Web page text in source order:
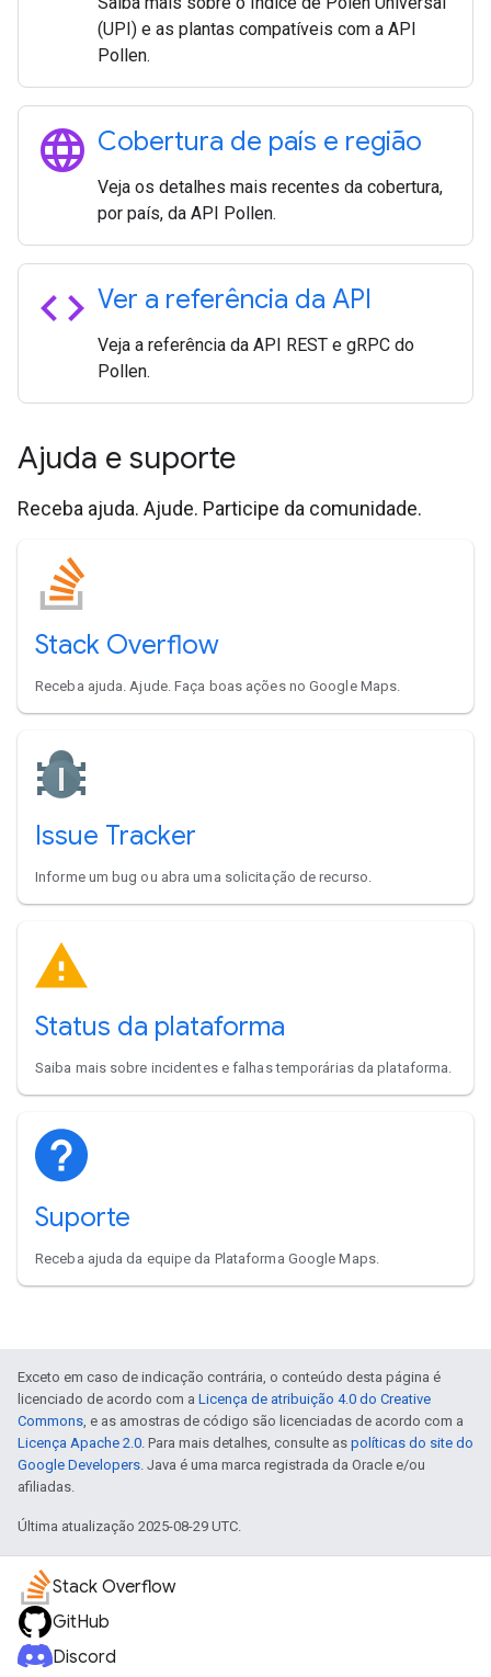
(UPI) e as plantas compatíveis com a API
Pollen.
language Cobertura de país e região
Veja os detalhes mais recentes da cobertura,
por país, da API Pollen.
code Ver a referência da API
Veja a referência da API REST e gRPC do
Pollen.
Ajuda e suporte
Receba ajuda. Ajude. Participe da comunidade.
Stack Overflow
Receba ajuda. Ajude. Faça boas ações no Google Maps.
Issue Tracker
Informe um bug ou abra uma solicitação de recurso.
Status da plataforma
Saiba mais sobre incidentes e falhas temporárias da plataforma.
Suporte
Receba ajuda da equipe da Plataforma Google Maps.
Exceto em caso de indicação contrária, o conteúdo desta página é
licenciado de acordo com a Licença de atribuição 4.0 do Creative
Commons , e as amostras de código são licenciadas de acordo com a
Licença Apache 2.0 . Para mais detalhes, consulte as políticas do site do
Google Developers . Java é uma marca registrada da Oracle e/ou
afiliadas.
Última atualização 2025-08-29 UTC.
Stack Overflow
GitHub
Discord